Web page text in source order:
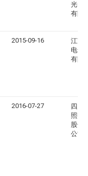
光电
有限
2015-09-16
江苏
电气
有限
2016-07-27
四川
照明
股份
公司